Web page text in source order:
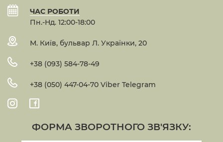
ЧАС РОБОТИ
Пн.-Нд. 12:00-18:00
М. Київ, бульвар Л. Українки, 20
+38 (093) 584-78-49
+38 (050) 447-04-70 Viber Telegram
ФОРМА ЗВОРОТНОГО ЗВ'ЯЗКУ: